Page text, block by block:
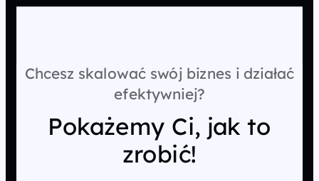
Chcesz skalować swój biznes i działać
efektywniej?
Pokażemy Ci, jak to
zrobić!